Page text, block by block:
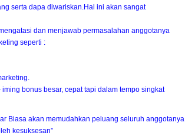
serta dapa diwariskan.Hal ini akan sangat
dan menjawab permasalahan anggotanya
seperti :
bonus besar, cepat tapi dalam tempo singkat
Biasa akan memudahkan peluang seluruh anggotanya
kesuksesan”